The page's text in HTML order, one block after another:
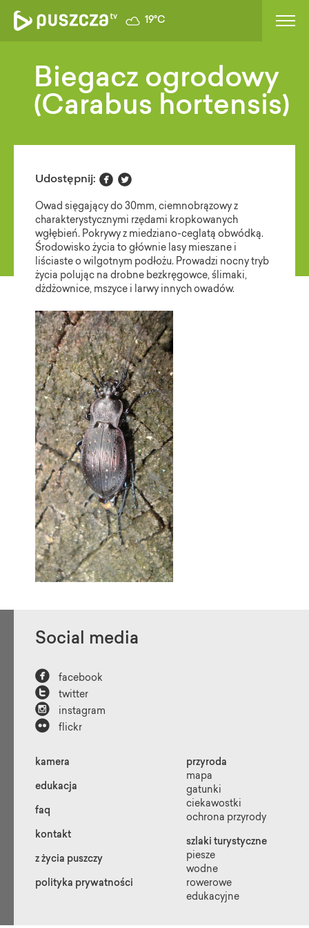
19°C
Biegacz ogrodowy
(Carabus hortensis)
Udostępnij:  
Owad sięgający do 30mm, ciemnobrązowy z
charakterystycznymi rzędami kropkowanych
wgłębień. Pokrywy z miedziano-ceglatą obwódką.
Środowisko życia to głównie lasy mieszane i
liściaste o wilgotnym podłożu. Prowadzi nocny tryb
życia polując na drobne bezkręgowce, ślimaki,
dżdżownice, mszyce i larwy innych owadów.
Social media
 facebook
 twitter
 instagram
 flickr
kamera
edukacja
faq
kontakt
z życia puszczy
polityka prywatności
przyroda
mapa
gatunki
ciekawostki
ochrona przyrody
szlaki turystyczne
piesze
wodne
rowerowe
edukacyjne